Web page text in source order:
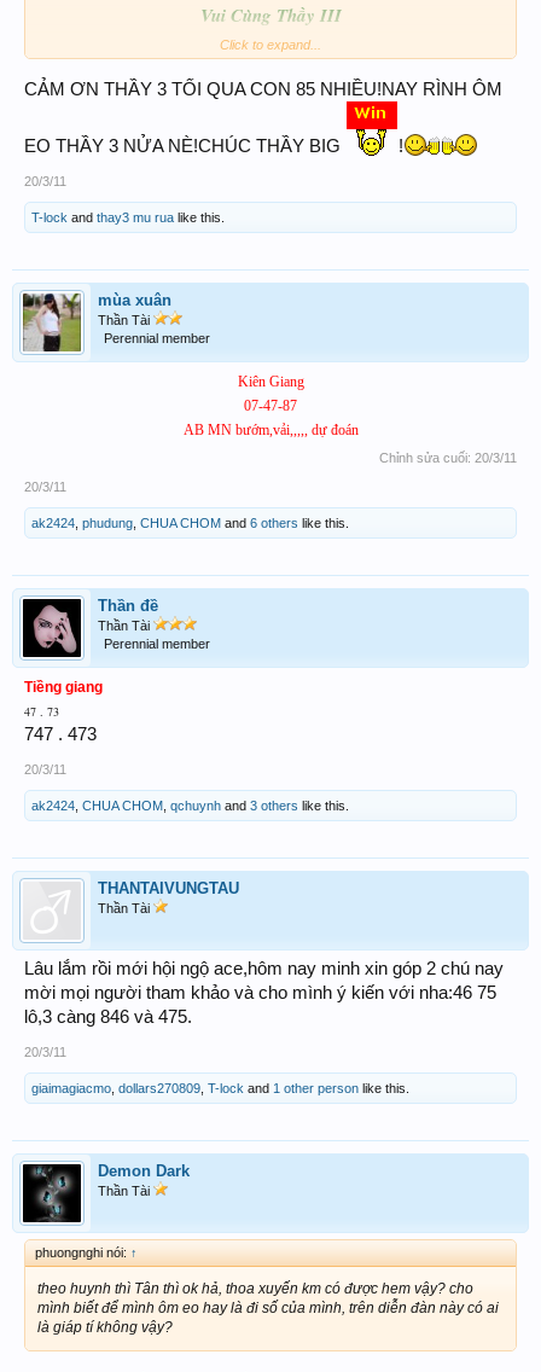
Vui Cùng Thầy III
Click to expand...
CẢM ƠN THẦY 3 TỐI QUA CON 85 NHIỀU!NAY RÌNH ÔM
EO THẦY 3 NỬA NÈ!CHÚC THẦY BIG !
20/3/11
T-lock and thay3 mu rua like this.
mùa xuân
Thần Tài
Perennial member
Kiên Giang
07-47-87
AB MN bướm,vải,,,,, dự đoán
Chỉnh sửa cuối: 20/3/11
20/3/11
ak2424 phudung CHUA CHOM and 6 others like this.
Thần đề
Thần Tài
Perennial member
Tiềng giang
47 . 73
747 . 473
20/3/11
ak2424 CHUA CHOM qchuynh and 3 others like this.
THANTAIVUNGTAU
Thần Tài
Lâu lắm rồi mới hội ngộ ace,hôm nay minh xin góp 2 chú nay
mời mọi người tham khảo và cho mình ý kiến với nha:46 75
lô,3 càng 846 và 475.
20/3/11
giaimagiacmo dollars270809 T-lock and 1 other person like this.
Demon Dark
Thần Tài
phuongnghi nói: ↑
theo huynh thì Tân thì ok hả, thoa xuyến km có được hem vậy? cho
mình biết để mình ôm eo hay là đi số của mình, trên diễn đàn này có ai
là giáp tí không vậy?